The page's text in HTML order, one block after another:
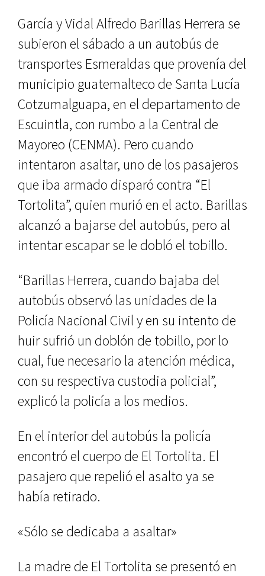
García y Vidal Alfredo Barillas Herrera se
subieron el sábado a un autobús de
transportes Esmeraldas que provenía del
municipio guatemalteco de Santa Lucía
Cotzumalguapa, en el departamento de
Escuintla, con rumbo a la Central de
Mayoreo (CENMA). Pero cuando
intentaron asaltar, uno de los pasajeros
que iba armado disparó contra “El
Tortolita”, quien murió en el acto. Barillas
alcanzó a bajarse del autobús, pero al
intentar escapar se le dobló el tobillo.
“Barillas Herrera, cuando bajaba del
autobús observó las unidades de la
Policía Nacional Civil y en su intento de
huir sufrió un doblón de tobillo, por lo
cual, fue necesario la atención médica,
con su respectiva custodia policial”,
explicó la policía a los medios.
En el interior del autobús la policía
encontró el cuerpo de El Tortolita. El
pasajero que repelió el asalto ya se
había retirado.
«Sólo se dedicaba a asaltar»
La madre de El Tortolita se presentó en